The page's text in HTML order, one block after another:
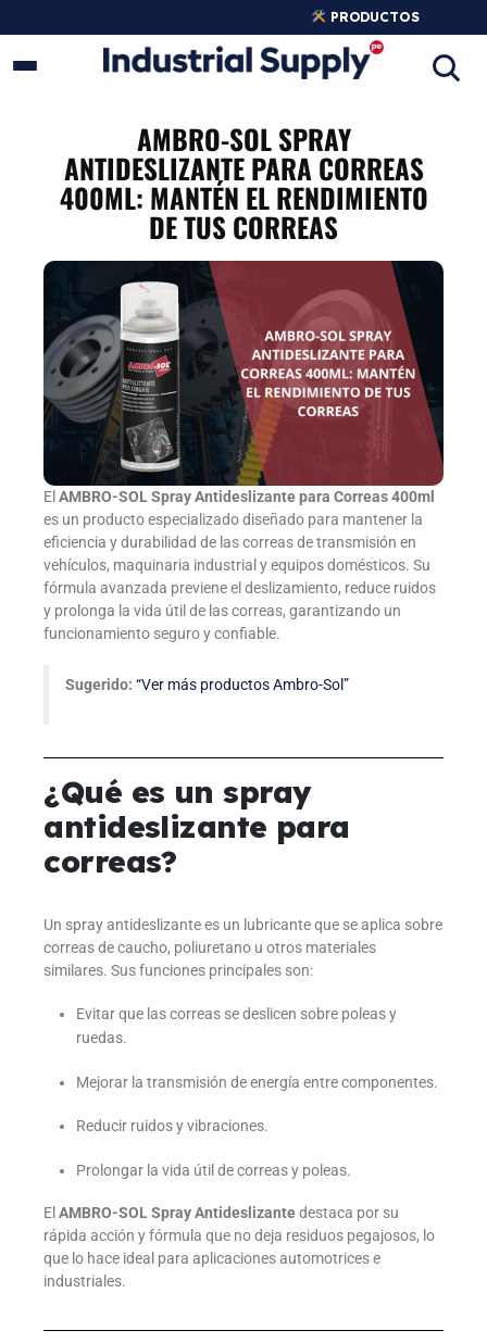
PRODUCTOS
INDUSTRIALES ORIGINALES
AMBRO-SOL SPRAY
ANTIDESLIZANTE PARA CORREAS
400ML: MANTÉN EL RENDIMIENTO
DE TUS CORREAS
ElAMBRO-SOL Spray Antideslizante para Correas 400ml
es un producto especializado diseñado para mantener la
eficiencia y durabilidad de las correas de transmisión en
vehículos, maquinaria industrial y equipos domésticos. Su
fórmula avanzada previene el deslizamiento, reduce ruidos
y prolonga la vida útil de las correas, garantizando un
funcionamiento seguro y confiable.
Sugerido: “Ver más productos Ambro-Sol”
¿Qué es un spray
antideslizante para
correas?
Un spray antideslizante es un lubricante que se aplica sobre
correas de caucho, poliuretano u otros materiales
similares. Sus funciones principales son:
Evitar que las correas se deslicen sobre poleas y
ruedas.
Mejorar la transmisión de energía entre componentes.
Reducir ruidos y vibraciones.
Prolongar la vida útil de correas y poleas.
ElAMBRO-SOL Spray Antideslizantedestaca por su
rápida acción y fórmula que no deja residuos pegajosos, lo
que lo hace ideal para aplicaciones automotrices e
industriales.